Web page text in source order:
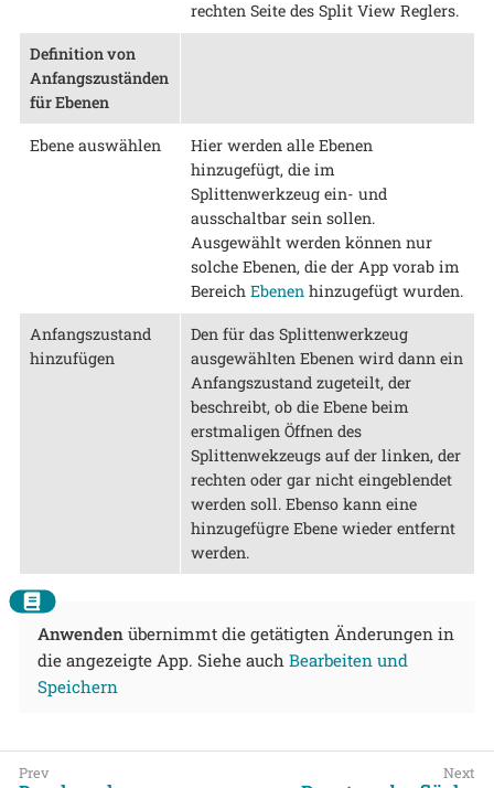
rechten Seite des Split View Reglers.
Definition von
Anfangszuständen
für Ebenen
Ebene auswählen
Hier werden alle Ebenen
hinzugefügt, die im
Splittenwerkzeug ein- und
ausschaltbar sein sollen.
Ausgewählt werden können nur
solche Ebenen, die der App vorab im
Bereich Ebenenhinzugefügt wurden.
Anfangszustand
hinzufügen
Den für das Splittenwerkzeug
ausgewählten Ebenen wird dann ein
Anfangszustand zugeteilt, der
beschreibt, ob die Ebene beim
erstmaligen Öffnen des
Splittenwekzeugs auf der linken, der
rechten oder gar nicht eingeblendet
werden soll. Ebenso kann eine
hinzugefügre Ebene wieder entfernt
werden.
Anwenden übernimmt die getätigten Änderungen in
die angezeigte App. Siehe auch Bearbeiten und
Speichern